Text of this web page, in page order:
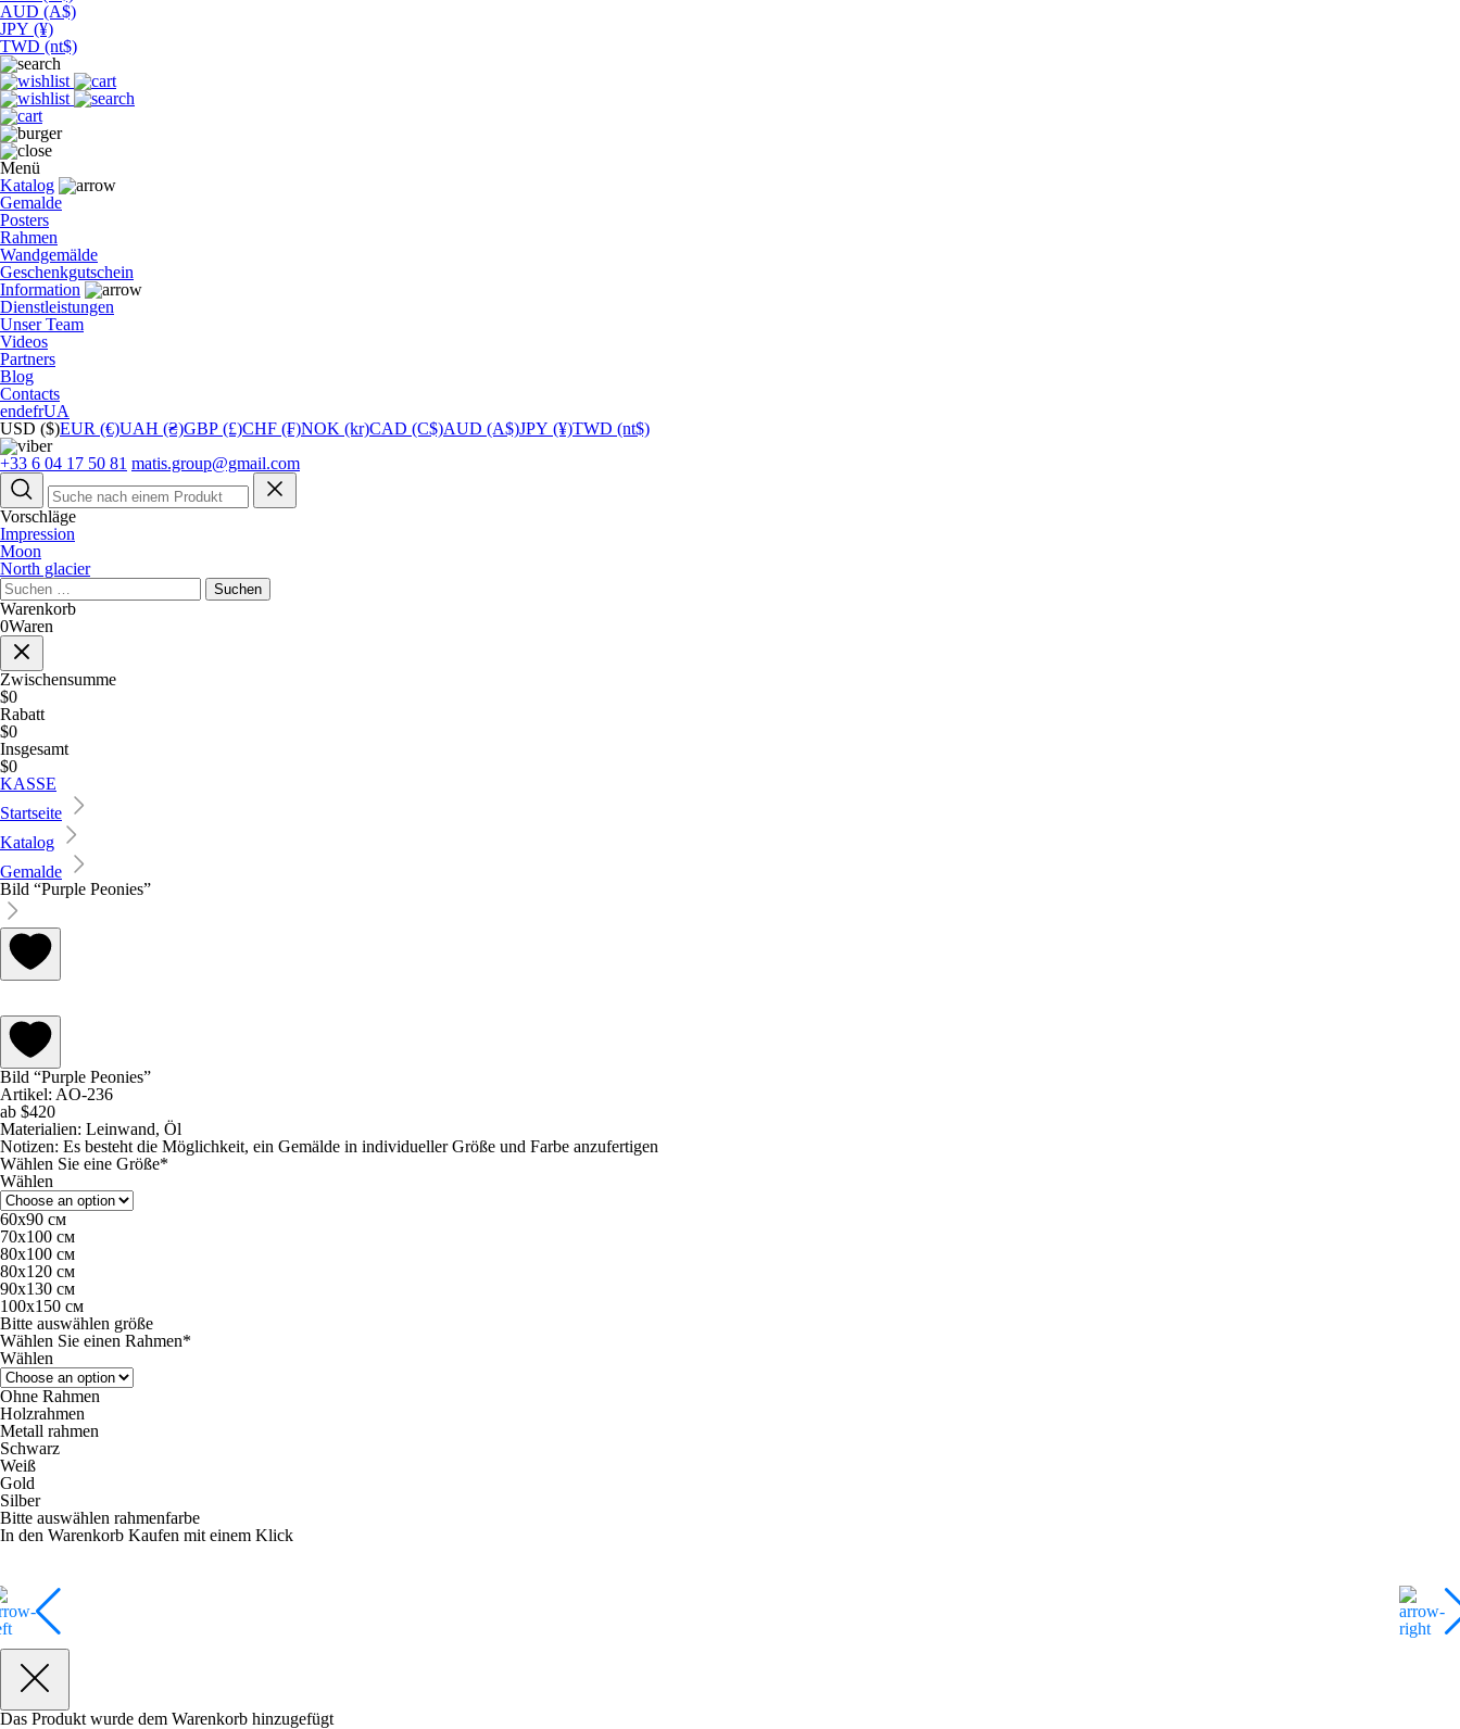
AUD (A$)
JPY (¥)
TWD (nt$)
Menü
Katalog
Gemalde
Posters
Rahmen
Wandgemälde
Geschenkgutschein
Information
Dienstleistungen
Unser Team
Videos
Partners
Blog
Contacts
endefrUA
USD ($)EUR (€)UAH (₴)GBP (£)CHF (₣)NOK (kr)CAD (C$)AUD (A$)JPY (¥)TWD (nt$)
+33 6 04 17 50 81 matis.group@gmail.com
Vorschläge
Impression
Moon
North glacier
Suche
nach:
Warenkorb
0Waren
Zwischensumme
$0
Rabatt
$0
Insgesamt
$0
KASSE
Startseite
Katalog
Gemalde
Bild “Purple Peonies”
Bild “Purple Peonies”
Artikel: AO-236
ab $420
Materialien: Leinwand, Öl
Notizen: Es besteht die Möglichkeit, ein Gemälde in individueller Größe und Farbe anzufertigen
Wählen Sie eine Größe*
Wählen
60х90 см
70х100 см
80х100 см
80х120 см
90x130 см
100х150 см
Bitte auswählen größe
Wählen Sie einen Rahmen*
Wählen
Ohne Rahmen
Holzrahmen
Metall rahmen
Schwarz
Weiß
Gold
Silber
Bitte auswählen rahmenfarbe
In den Warenkorb Kaufen mit einem Klick
Das Produkt wurde dem Warenkorb hinzugefügt